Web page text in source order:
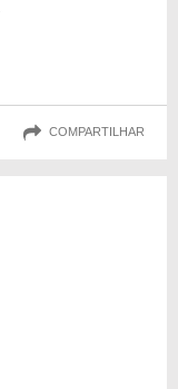
COMPARTILHAR